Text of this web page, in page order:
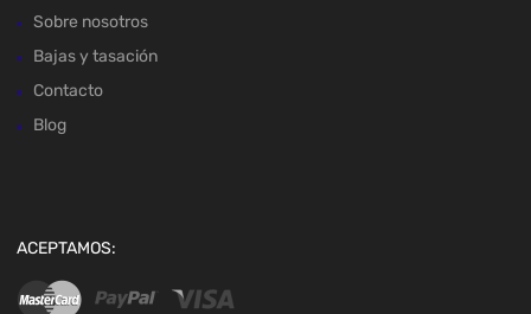
Sobre nosotros
Bajas y tasación
Contacto
Blog
ACEPTAMOS: